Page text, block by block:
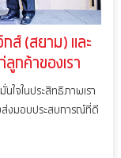
ส์ (สยาม) และ
กค้าของเรา
จในประสิทธิภาพเรา
งมอบประสบการณ์ที่ดี